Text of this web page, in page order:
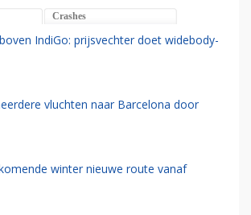
Crashes
IndiGo: prijsvechter doet widebody-
vluchten naar Barcelona door
winter nieuwe route vanaf